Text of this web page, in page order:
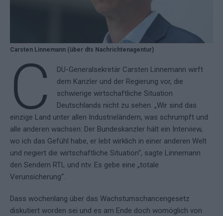
Carsten Linnemann (über dts Nachrichtenagentur)
C
DU-Generalsekretär Carsten Linnemann wirft
dem Kanzler und der Regierung vor, die
schwierige wirtschaftliche Situation
Deutschlands nicht zu sehen. „Wir sind das
einzige Land unter allen Industrieländern, was schrumpft und
alle anderen wachsen: Der Bundeskanzler hält ein Interview,
wo ich das Gefühl habe, er lebt wirklich in einer anderen Welt
und negiert die wirtschaftliche Situation“, sagte Linnemann
den Sendern RTL und ntv. Es gebe eine „totale
Verunsicherung“.
Dass wochenlang über das Wachstumschancengesetz
diskutiert worden sei und es am Ende doch womöglich von